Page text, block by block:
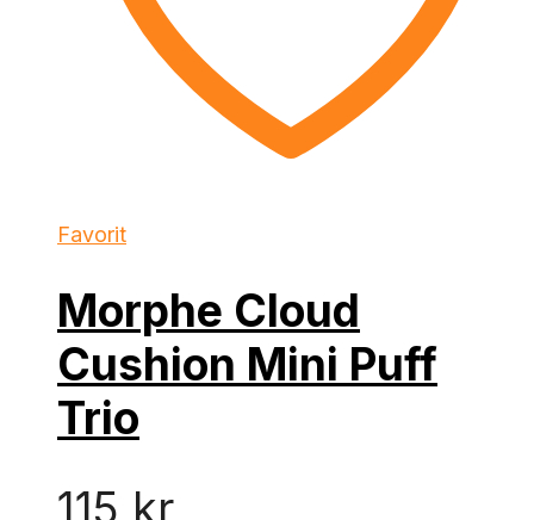
Favorit
Morphe Cloud
Cushion Mini Puff
Trio
115 kr